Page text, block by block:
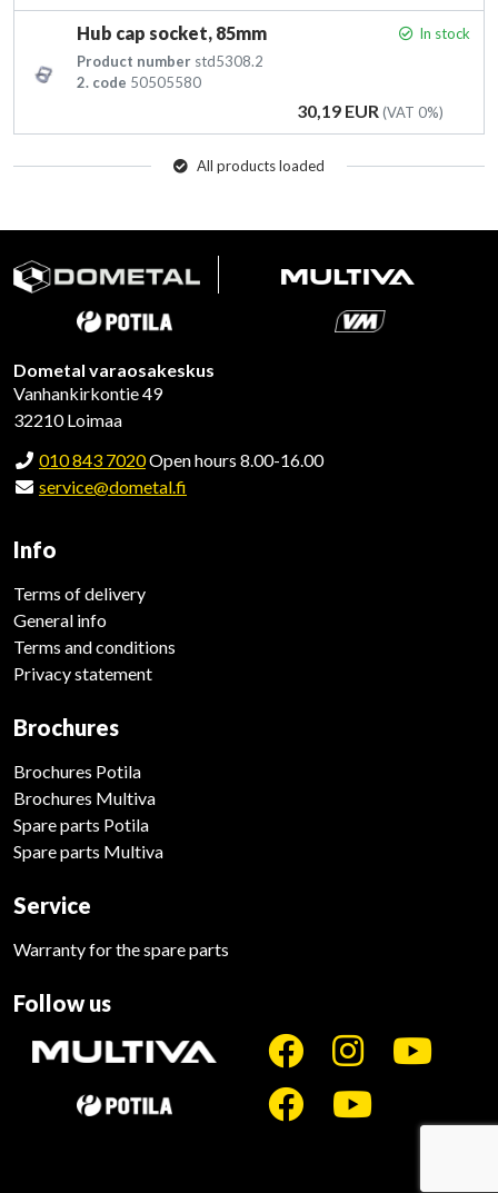
Hub cap socket, 85mm
In stock
Product number std5308.2
2. code 50505580
Price
30,19 EUR(VAT 0%)
All products loaded
Dometal varaosakeskus
Vanhankirkontie 49
32210 Loimaa
010 843 7020Open hours 8.00-16.00
service@dometal.fi
Info
Terms of delivery
General info
Terms and conditions
Privacy statement
Brochures
Brochures Potila
Brochures Multiva
Spare parts Potila
Spare parts Multiva
Service
Warranty for the spare parts
Follow us